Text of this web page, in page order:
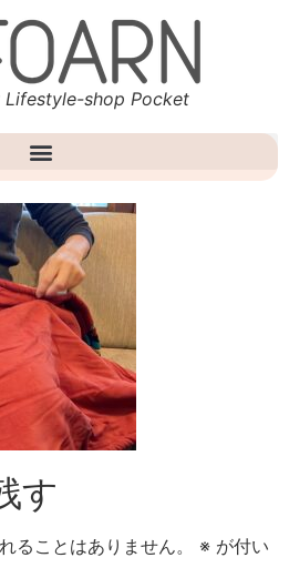
shop Pocket
す
ることはありません。 ※ が付い